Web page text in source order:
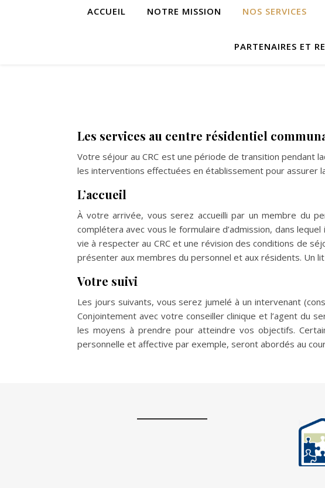
ACCUEIL NOTRE MISSION NOS SERVICES
PARTENAIRES ET
Les services au centre résidentiel
Votre séjour au CRC est une période de transition pendant
les interventions effectuées en établissement pour assurer
L’accueil
À votre arrivée, vous serez accueilli par un membre du
complétera avec vous le formulaire d’admission, dans
vie à respecter au CRC et une révision des conditions de
présenter aux membres du personnel et aux résidents. Un
Votre suivi
Les jours suivants, vous serez jumelé à un intervenant
Conjointement avec votre conseiller clinique et l’agent du
les moyens à prendre pour atteindre vos objectifs.
personnelle et affective par exemple, seront abordés au